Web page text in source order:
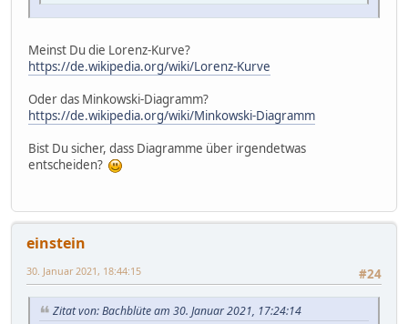
Meinst Du die Lorenz-Kurve?
https://de.wikipedia.org/wiki/Lorenz-Kurve
Oder das Minkowski-Diagramm?
https://de.wikipedia.org/wiki/Minkowski-Diagramm
Bist Du sicher, dass Diagramme über irgendetwas
entscheiden?
einstein
#24
30. Januar 2021, 18:44:15
Zitat von: Bachblüte am 30. Januar 2021, 17:24:14